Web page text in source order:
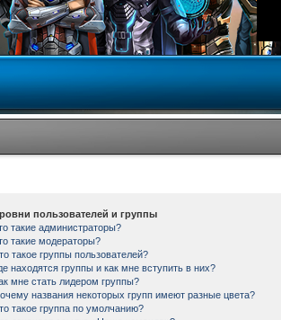
пользователей и группы
такие администраторы?
такие модераторы?
такое группы пользователей?
находятся группы и как мне вступить в них?
мне стать лидером группы?
названия некоторых групп имеют разные цвета?
такое группа по умолчанию?